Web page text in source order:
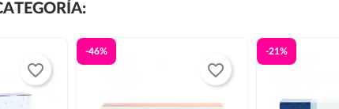
de la tarifa
la tarifa nacional
Todos los productos se
favorite_border
-46%
favorite_border
-21%